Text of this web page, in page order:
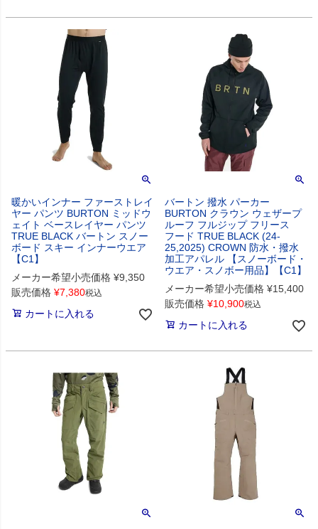
暖かいインナー ファーストレイ
ヤー パンツ BURTON ミッドウ
ェイト ベースレイヤー パンツ
TRUE BLACK バートン スノー
ボード スキー インナーウエア
【C1】
メーカー希望小売価格 ¥9,350
販売価格 ¥7,380税込
カートに入れる
バートン 撥水 パーカー
BURTON クラウン ウェザープ
ルーフ フルジップ フリース
フード TRUE BLACK (24-
25,2025) CROWN 防水・撥水
加工アパレル 【スノーボード・
ウエア・スノボー用品】【C1】
メーカー希望小売価格 ¥15,400
販売価格 ¥10,900税込
カートに入れる